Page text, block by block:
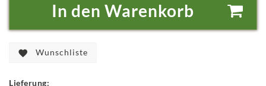
In den Warenkorb
Wunschliste
Lieferung: